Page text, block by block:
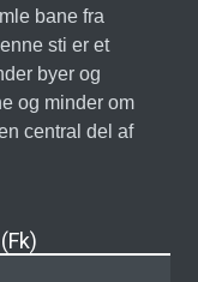
bane fra
sti er et
byer og
og minder om
central del af